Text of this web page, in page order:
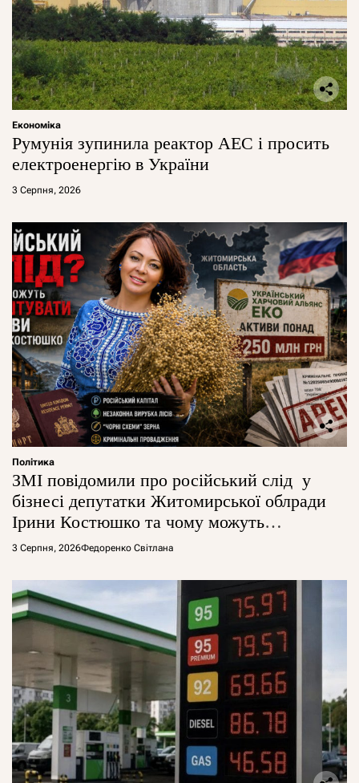
Економіка
Румунія зупинила реактор АЕС і просить
електроенергію в України
3 Серпня, 2026
Політика
ЗМІ повідомили про російський слід у
бізнесі депутатки Житомирської облради
Ірини Костюшко та чому можуть
арештувати її активи
3 Серпня, 2026Федоренко Світлана